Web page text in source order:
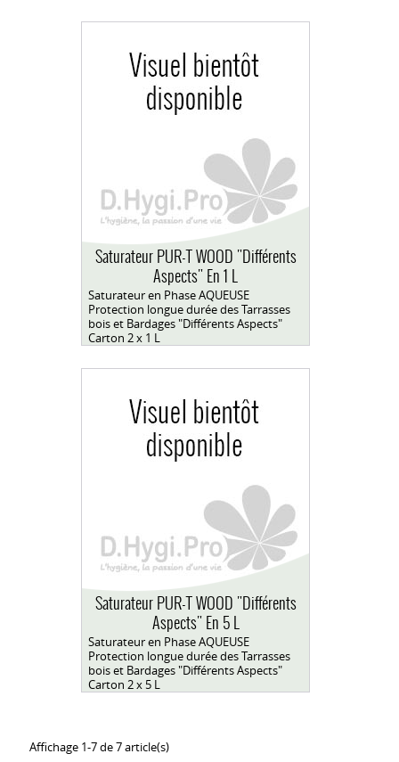
Saturateur PUR-T WOOD "Différents
Aspects" En 1 L
Saturateur en Phase AQUEUSE
Protection longue durée des Tarrasses
bois et Bardages "Différents Aspects"
Carton 2 x 1 L
Saturateur PUR-T WOOD "Différents
Aspects" En 5 L
Saturateur en Phase AQUEUSE
Protection longue durée des Tarrasses
bois et Bardages "Différents Aspects"
Carton 2 x 5 L
Affichage 1-7 de 7 article(s)